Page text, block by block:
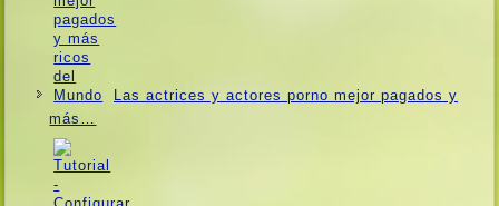
Las actrices y actores porno mejor pagados y
más…